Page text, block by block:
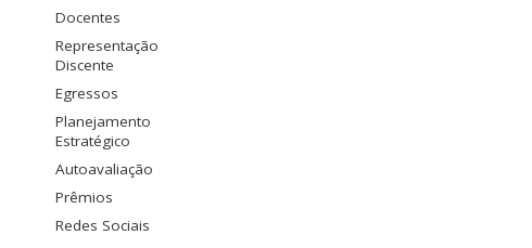
Docentes
Representação
Discente
Egressos
Planejamento
Estratégico
Autoavaliação
Prêmios
Redes Sociais